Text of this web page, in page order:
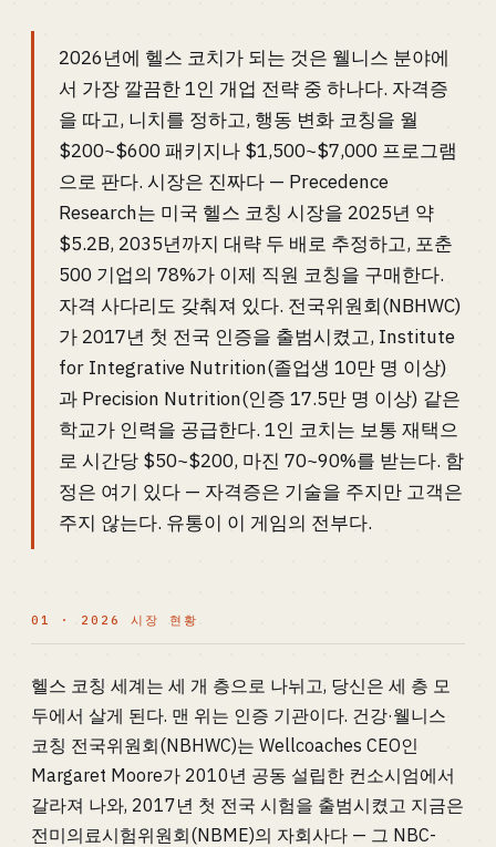
2026년에 헬스 코치가 되는 것은 웰니스 분야에
서 가장 깔끔한 1인 개업 전략 중 하나다. 자격증
을 따고, 니치를 정하고, 행동 변화 코칭을 월
$200~$600 패키지나 $1,500~$7,000 프로그램
으로 판다. 시장은 진짜다 — Precedence
Research는 미국 헬스 코칭 시장을 2025년 약
$5.2B, 2035년까지 대략 두 배로 추정하고, 포춘
500 기업의 78%가 이제 직원 코칭을 구매한다.
자격 사다리도 갖춰져 있다. 전국위원회(NBHWC)
가 2017년 첫 전국 인증을 출범시켰고, Institute
for Integrative Nutrition(졸업생 10만 명 이상)
과 Precision Nutrition(인증 17.5만 명 이상) 같은
학교가 인력을 공급한다. 1인 코치는 보통 재택으
로 시간당 $50~$200, 마진 70~90%를 받는다. 함
정은 여기 있다 — 자격증은 기술을 주지만 고객은
주지 않는다. 유통이 이 게임의 전부다.
01 · 2026 시장 현황
헬스 코칭 세계는 세 개 층으로 나뉘고, 당신은 세 층 모
두에서 살게 된다. 맨 위는 인증 기관이다. 건강·웰니스
코칭 전국위원회(NBHWC)는 Wellcoaches CEO인
Margaret Moore가 2010년 공동 설립한 컨소시엄에서
갈라져 나와, 2017년 첫 전국 시험을 출범시켰고 지금은
전미의료시험위원회(NBME)의 자회사다 — 그 NBC-